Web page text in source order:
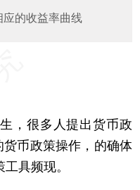
的收益率曲线
，很多人提出货币政
货币政策操作，的确体
具频现。